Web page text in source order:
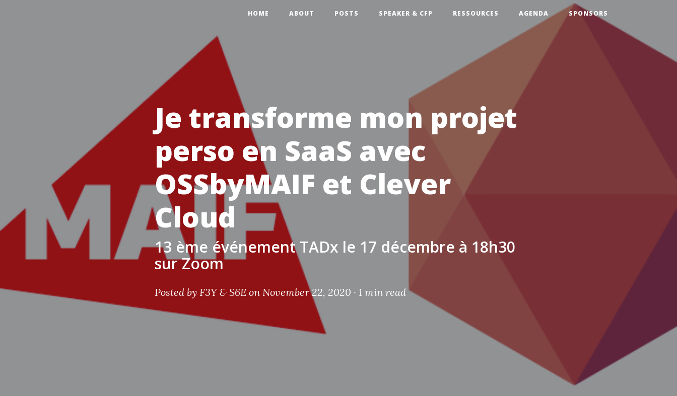
HOME ABOUT POSTS SPEAKER & CFP RESSOURCES AGENDA SPONSORS
Je transforme mon projet
perso en SaaS avec
OSSbyMAIF et Clever
Cloud
13 ème événement TADx le 17 décembre à 18h30
sur Zoom
Posted by F3Y & S6E on November 22, 2020 · 1 min read